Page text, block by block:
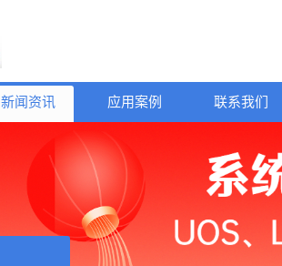
新闻资讯 应用案例 联系我们